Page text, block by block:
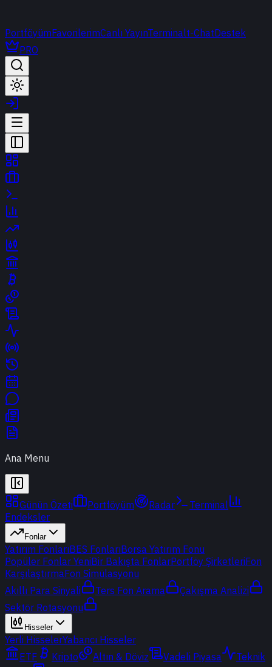
PortföyümFavorilerimCanlı YayınTerminalt-ChatDestek
PRO
Ana Menu
Günün Özeti Portföyüm Radar
Terminal
Endeksler
Fonlar
Yatırım FonlarıBES FonlarıBorsa Yatırım Fonu
Popüler Fonlar YeniBir Bakışta FonlarPortföy ŞirketleriFon
KarşılaştırmaFon Simülasyonu
Akıllı Para Sinyali
Ters Fon Arama
Çakışma Analizi
Sektör Rotasyonu
Hisseler
Yerli HisselerYabancı Hisseler
ETF
Kripto Altın & Döviz Vadeli Piyasa
Teknik